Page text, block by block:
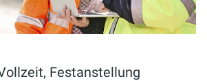
Festanstellung